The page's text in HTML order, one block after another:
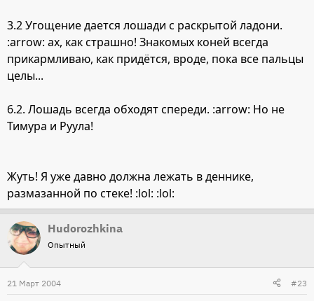
3.2 Угощение дается лошади с раскрытой ладони.
:arrow: ах, как страшно! Знакомых коней всегда
прикармливаю, как придётся, вроде, пока все пальцы
целы...
6.2. Лошадь всегда обходят спереди. :arrow: Но не
Тимура и Руула!
Жуть! Я уже давно должна лежать в деннике,
размазанной по стеке! :lol: :lol:
Hudorozhkina
Опытный
21 Март 2004 #23